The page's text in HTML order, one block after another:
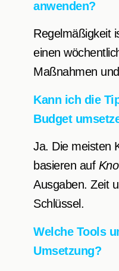
anwenden?
Regelmäßigkeit
einen
Maßnahmen
Kann ich die
Budget
Ja. Die meisten
basieren auf
Ausgaben. Zeit
Schlüssel.
Welche Tools
Umsetzung?